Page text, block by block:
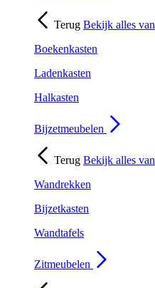
Terug Bekijk alles van
Boekenkasten
Ladenkasten
Halkasten
Bijzetmeubelen
Terug Bekijk alles van
Wandrekken
Bijzetkasten
Wandtafels
Zitmeubelen